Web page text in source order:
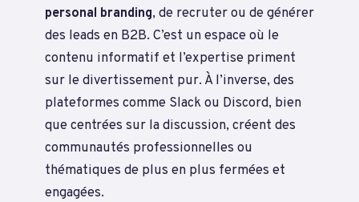
personal branding, de recruter ou de générer
des leads en B2B. C’est un espace où le
contenu informatif et l’expertise priment
sur le divertissement pur. À l’inverse, des
plateformes comme Slack ou Discord, bien
que centrées sur la discussion, créent des
communautés professionnelles ou
thématiques de plus en plus fermées et
engagées.